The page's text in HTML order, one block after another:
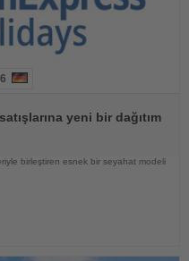
yeni bir dağıtım
birleştiren esnek bir seyahat modeli